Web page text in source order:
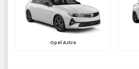
Opel Astra